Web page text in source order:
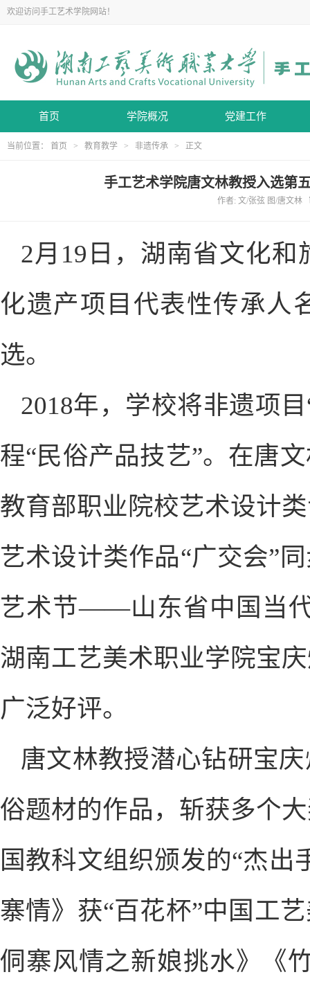
欢迎访问手工艺术学院网站！
首页 学院概况 党建工作
当前位置： 首页 > 教育教学 > 非遗传承 > 正文
手工艺术学院唐文林教授入选第
作者: 文/张弦 图/唐文林
2月19日，湖南省文化
化遗产项目代表性传承人
选。
2018年，学校将非遗项
程“民俗产品技艺”。在唐
教育部职业院校艺术设计
艺术设计类作品“广交会”
艺术节——山东省中国当
湖南工艺美术职业学院宝
广泛好评。
唐文林教授潜心钻研宝
俗题材的作品，斩获多个
国教科文组织颁发的“杰
寨情》获“百花杯”中国工
侗寨风情之新娘挑水》《